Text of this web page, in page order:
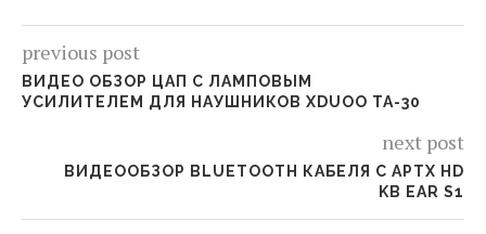
previous post
ВИДЕО ОБЗОР ЦАП С ЛАМПОВЫМ
УСИЛИТЕЛЕМ ДЛЯ НАУШНИКОВ XDUOO TA-30
next post
ВИДЕООБЗОР BLUETOOTH КАБЕЛЯ С APTX HD
KB EAR S1